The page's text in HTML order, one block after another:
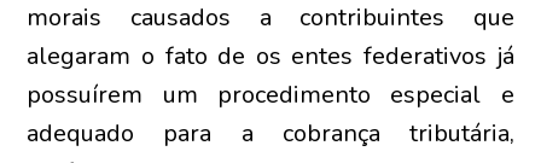
morais causados a contribuintes que
alegaram o fato de os entes federativos já
possuírem um procedimento especial e
adequado para a cobrança tributária,